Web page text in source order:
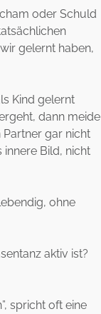
oder Schuld
gelernt haben,
Kind gelernt
dann meide
gar nicht
Bild, nicht
ohne
aktiv ist?
spricht oft eine